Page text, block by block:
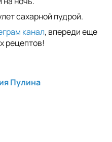
сахарной пудрой.
канал, впереди еще
рецептов!
Пулина